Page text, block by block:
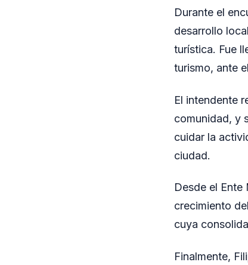
Durante el
desarrollo
turística. Fue
turismo, ante
El intendente
comunidad, y
cuidar la
ciudad.
Desde el
crecimiento
cuya
Finalmente,